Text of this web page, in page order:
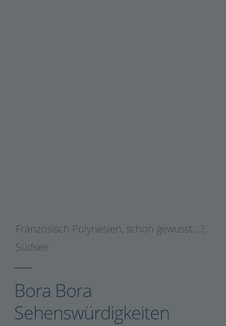
Französisch Polynesien, schon gewusst...?,
Südsee
Bora Bora
Sehenswürdigkeiten